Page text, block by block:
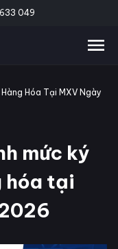
049
Hóa Tại MXV Ngày
mức ký
hóa tại